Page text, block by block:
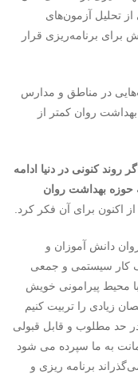
تحلیل آزمون‌های
برای برنامه‌ریزی قرار
در مناطق و مدارس
روان کمتر از
کنونی در دنیا ادامه
به حوزه بهداشت روان
اکنون برای آن فکر کرد.
دانش آموزان و
یک کار سیستمی و جمعی
محیط پیرامونی خویش
زیادی را تربیت کنیم
حد مطلوب و قابل قبولی
به ما سپرده می شود
برنامه ریزی و